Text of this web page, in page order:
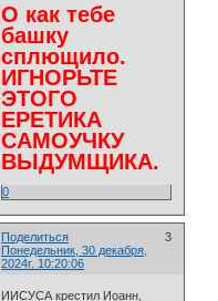
О как тебе
башку
сплющило.
ИГНОРЬТЕ
ЭТОГО
ЕРЕТИКА
САМОУЧКУ
ВЫДУМЩИКА.
0
Поделиться
3
Понедельник, 30 декабря,
2024г. 10:20:06
ИИСУСА крестил Иоанн,